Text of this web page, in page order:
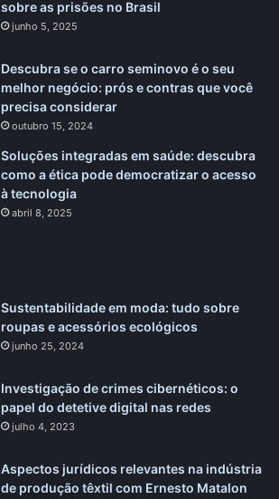
sobre as prisões no Brasil
junho 5, 2025
Descubra se o carro seminovo é o seu
melhor negócio: prós e contras que você
precisa considerar
outubro 15, 2024
Soluções integradas em saúde: descubra
como a ética pode democratizar o acesso
à tecnologia
abril 8, 2025
Sustentabilidade em moda: tudo sobre
roupas e acessórios ecológicos
junho 25, 2024
Investigação de crimes cibernéticos: o
papel do detetive digital nas redes
julho 4, 2023
Aspectos jurídicos relevantes na indústria
de produção têxtil com Ernesto Matalon